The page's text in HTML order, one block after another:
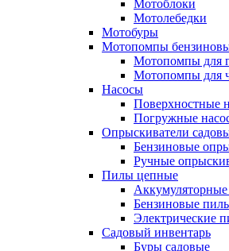
Мотоблоки
Мотолебедки
Мотобуры
Мотопомпы
Мотопомпы для
Мотопомпы для
Насосы
Поверхностные
Погружные
Опрыскиватели
Бензиновые
Ручные
Пилы цепные
Бензиновые
Электрические
Садовый инвентарь
Буры садовые